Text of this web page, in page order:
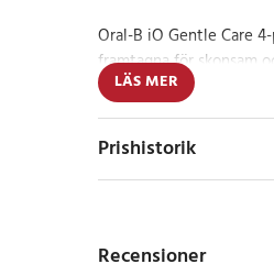
Oral-B iO Gentle Care
framtagna för skonsam
Oral-B iO eltandborstar.
mikrovibrationer med
designat för att ge en
vid daglig tandborstning.
LÄS MER
Prishistorik
Recensioner